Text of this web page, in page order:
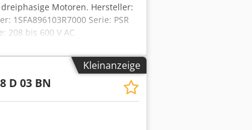
Motoren. Hersteller:
1SFA896103R7000 Serie: PSR
208 bis 600 V AC
230 V: 0,75 kW Motorleistung
Phasensteuerung: 2-
1 bis 20 s
integriert Anschlüsse
A2 Abmessungen: 45 x 140 x
Kleinanzeige
D 03 BN